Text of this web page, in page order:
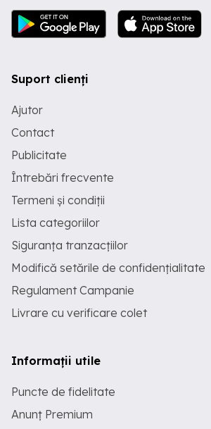
Suport clienți
Ajutor
Contact
Publicitate
Întrebări frecvente
Termeni și condiții
Lista categoriilor
Siguranța tranzacțiilor
Modifică setările de confidențialitate
Regulament Campanie
Livrare cu verificare colet
Informații utile
Puncte de fidelitate
Anunț Premium